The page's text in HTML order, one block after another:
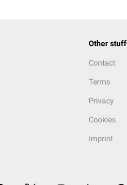
Other stuff
Contact
Terms
Privacy
Cookies
Imprint